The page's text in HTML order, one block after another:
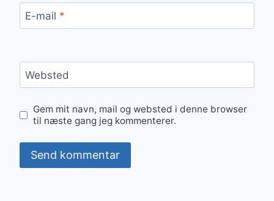
E-mail *
Websted
Gem mit navn, mail og websted i denne browser
til næste gang jeg kommenterer.